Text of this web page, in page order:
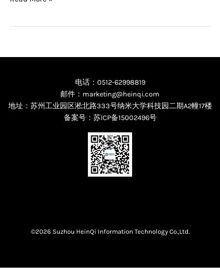
电话：0512-62998819
邮件：marketing@heinqi.com
地址：苏州工业园区淞北路333号纳米大学科技园二期A2幢17楼
备案号： 苏ICP备15002496号
©2026 Suzhou HeinQi Information Technology Co.,Ltd.